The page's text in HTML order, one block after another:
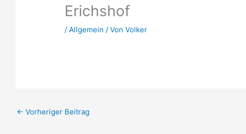
Erichshof
/Allgemein / VonVolker
← Vorheriger Beitrag